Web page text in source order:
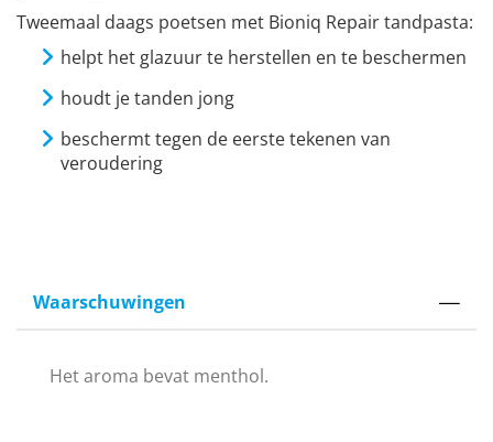
Tweemaal daags poetsen met Bioniq Repair tandpasta:
helpt het glazuur te herstellen en te beschermen
houdt je tanden jong
beschermt tegen de eerste tekenen van
veroudering
Waarschuwingen
Het aroma bevat menthol.